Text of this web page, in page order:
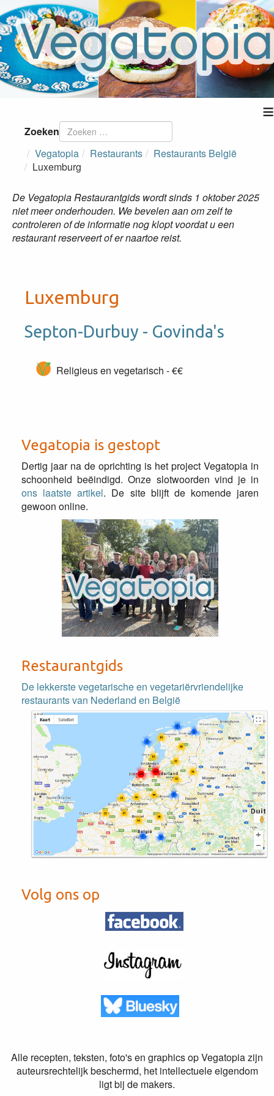
≡
Zoeken
Vegatopia
Restaurants
Restaurants België
Luxemburg
De Vegatopia Restaurantgids wordt sinds 1 oktober 2025
niet meer onderhouden. We bevelen aan om zelf te
controleren of de informatie nog klopt voordat u een
restaurant reserveert of er naartoe reist.
Luxemburg
Septon-Durbuy - Govinda's
Religieus en vegetarisch - €€
Vegatopia is gestopt
Dertig jaar na de oprichting is het project Vegatopia in
schoonheid beëindigd. Onze slotwoorden vind je in
ons laatste artikel. De site blijft de komende jaren
gewoon online.
Restaurantgids
De lekkerste vegetarische en vegetariërvriendelijke
restaurants van Nederland en België
Volg ons op
Alle recepten, teksten, foto's en graphics op Vegatopia zijn
auteursrechtelijk beschermd, het intellectuele eigendom
ligt bij de makers.